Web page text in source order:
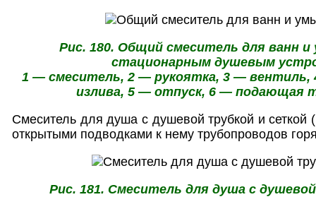
Рис. 180. Общий смеситель для ванн и
стационарным душевым
1 — смеситель, 2 — рукоятка, 3 —
излива, 5 — отпуск, 6 — подающая
Смеситель для душа с душевой трубкой и сеткой
открытыми подводками к нему трубопроводов
Рис. 181. Смеситель для душа с